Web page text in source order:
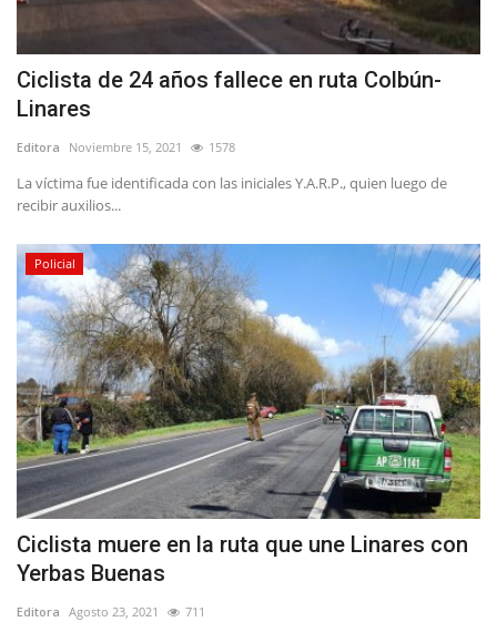
Ciclista de 24 años fallece en ruta Colbún-
Linares
Editora Noviembre 15, 2021 1578
La víctima fue identificada con las iniciales Y.A.R.P., quien luego de
recibir auxilios...
Policial
Ciclista muere en la ruta que une Linares con
Yerbas Buenas
Editora Agosto 23, 2021 711